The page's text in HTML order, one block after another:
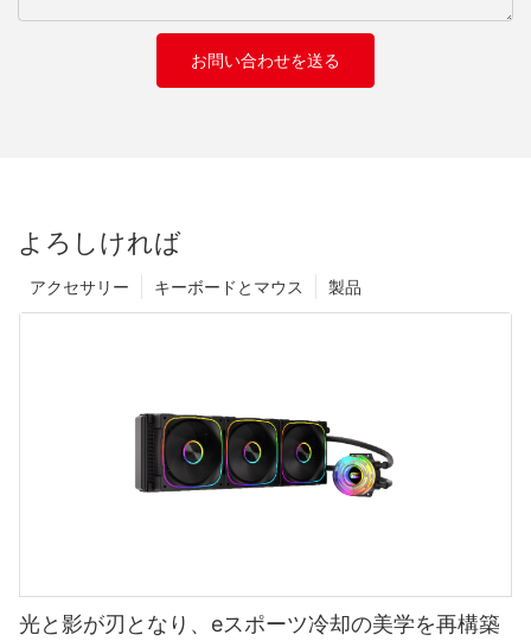
お問い合わせを送る
よろしければ
製品
キーボードとマウス
アクセサリー
光と影が刃となり、eスポーツ冷却の美学を再構築